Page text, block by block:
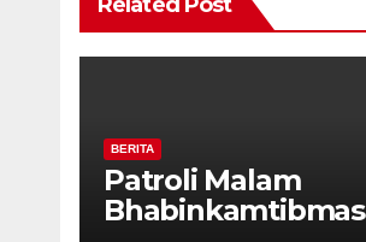
BERITA
Patroli Malam
Bhabinkamtibmas